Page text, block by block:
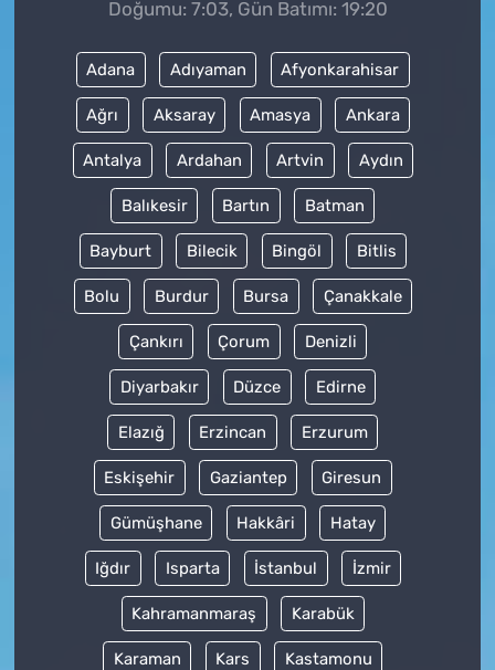
Doğumu: 7:03, Gün Batımı: 19:20
Adana Adıyaman Afyonkarahisar
Ağrı Aksaray Amasya Ankara
Antalya Ardahan Artvin Aydın
Balıkesir Bartın Batman
Bayburt Bilecik Bingöl Bitlis
Bolu Burdur Bursa Çanakkale
Çankırı Çorum Denizli
Diyarbakır Düzce Edirne
Elazığ Erzincan Erzurum
Eskişehir Gaziantep Giresun
Gümüşhane Hakkâri Hatay
Iğdır Isparta İstanbul İzmir
Kahramanmaraş Karabük
Karaman Kars Kastamonu